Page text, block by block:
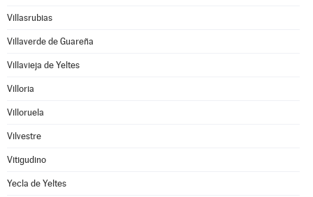
Villasrubias
Villaverde de Guareña
Villavieja de Yeltes
Villoria
Villoruela
Vilvestre
Vitigudino
Yecla de Yeltes